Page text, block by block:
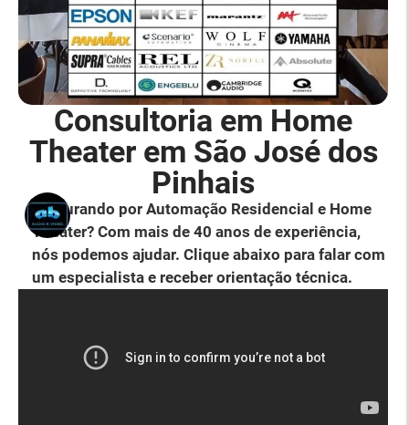
Consultoria em Home
Theater em São José dos
Pinhais
Procurando por Automação Residencial e Home
Theater? Com mais de 40 anos de experiência,
nós podemos ajudar. Clique abaixo para falar com
um especialista e receber orientação técnica.